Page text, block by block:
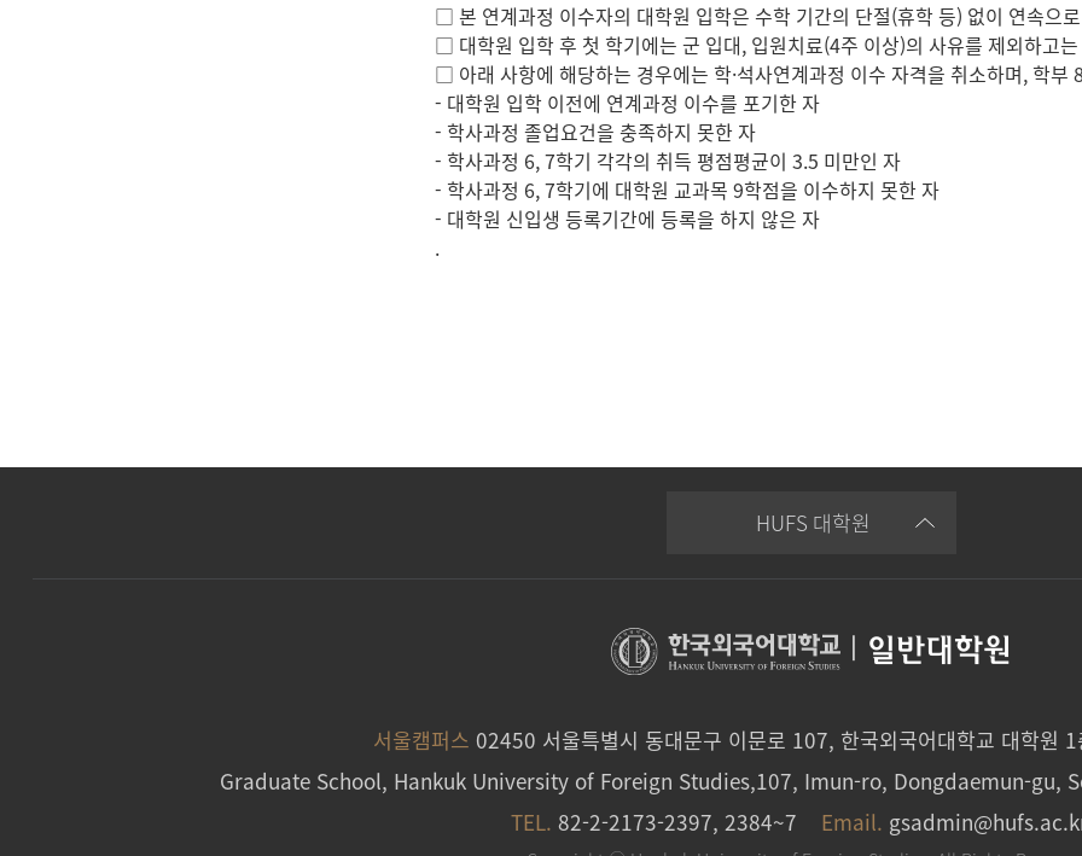
□ 본 연계과정 이수자의 대학원 입학은 수학 기간의 단절(휴학 등) 없이 연속으
□ 대학원 입학 후 첫 학기에는 군 입대, 입원치료(4주 이상)의 사유를 제외하고
□ 아래 사항에 해당하는 경우에는 학·석사연계과정 이수 자격을 취소하며, 학부
- 대학원 입학 이전에 연계과정 이수를 포기한 자
- 학사과정 졸업요건을 충족하지 못한 자
- 학사과정 6, 7학기 각각의 취득 평점평균이 3.5 미만인 자
- 학사과정 6, 7학기에 대학원 교과목 9학점을 이수하지 못한 자
- 대학원 신입생 등록기간에 등록을 하지 않은 자
.
HUFS 대학원
| 일반대학원
서울캠퍼스 02450 서울특별시 동대문구 이문로 107, 한국외국어대학교 대학원 1
Graduate School, Hankuk University of Foreign Studies,107, Imun-ro, Dongdaemun-gu,
TEL. 82-2-2173-2397, 2384~7 Email.